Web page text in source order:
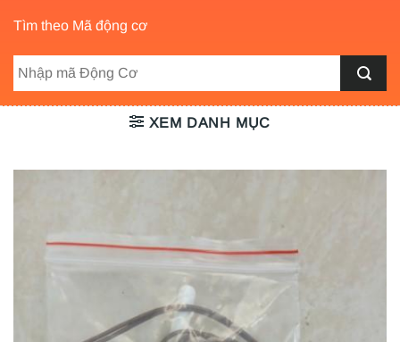
Tìm theo Mã động cơ
XEM DANH MỤC